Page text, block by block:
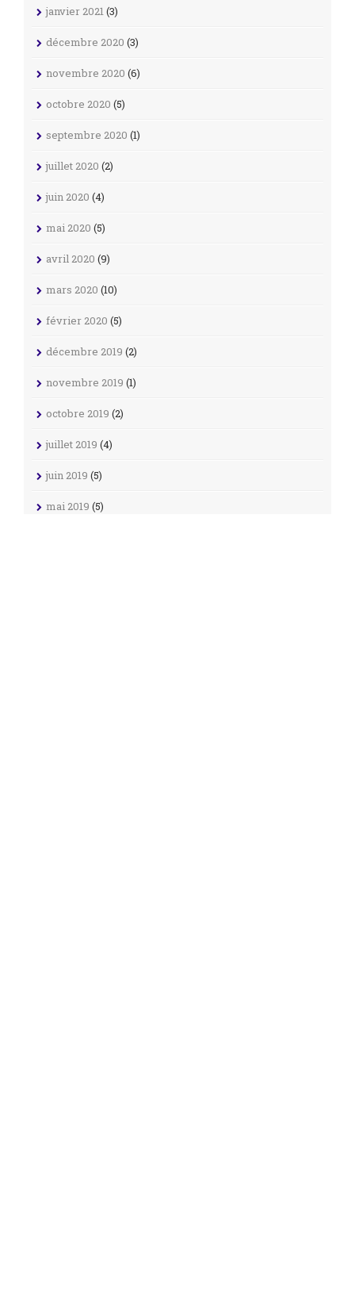
janvier 2021(3)
décembre 2020 (3)
novembre 2020 (6)
octobre 2020 (5)
septembre 2020 (1)
juillet 2020 (2)
juin 2020 (4)
mai 2020 (5)
avril 2020 (9)
mars 2020 (10)
février 2020 (5)
décembre 2019 (2)
novembre 2019 (1)
octobre 2019 (2)
juillet 2019 (4)
juin 2019 (5)
mai 2019 (5)